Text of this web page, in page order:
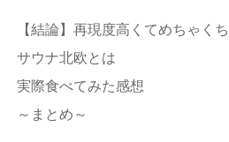
【結論】再現度高くてめちゃく
サウナ北欧とは
実際食べてみた感想
～まとめ～